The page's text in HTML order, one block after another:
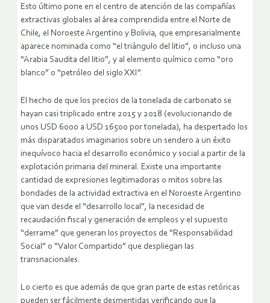
Esto último pone en el centro de atención de las compañías
extractivas globales al área comprendida entre el Norte de
Chile, el Noroeste Argentino y Bolivia, que empresarialmente
aparece nominada como “el triángulo del litio”, o incluso una
“Arabia Saudita del litio”, y al elemento químico como “oro
blanco” o “petróleo del siglo XXI”.
El hecho de que los precios de la tonelada de carbonato se
hayan casi triplicado entre 2015 y 2018 (evolucionando de
unos USD 6000 a USD 16500 por tonelada), ha despertado los
más disparatados imaginarios sobre un sendero a un éxito
inequívoco hacia el desarrollo económico y social a partir de la
explotación primaria del mineral. Existe una importante
cantidad de expresiones legitimadoras o mitos sobre las
bondades de la actividad extractiva en el Noroeste Argentino
que van desde el “desarrollo local”, la necesidad de
recaudación fiscal y generación de empleos y el supuesto
“derrame” que generan los proyectos de “Responsabilidad
Social” o “Valor Compartido” que despliegan las
transnacionales.
Lo cierto es que además de que gran parte de estas retóricas
pueden ser fácilmente desmentidas verificando que la